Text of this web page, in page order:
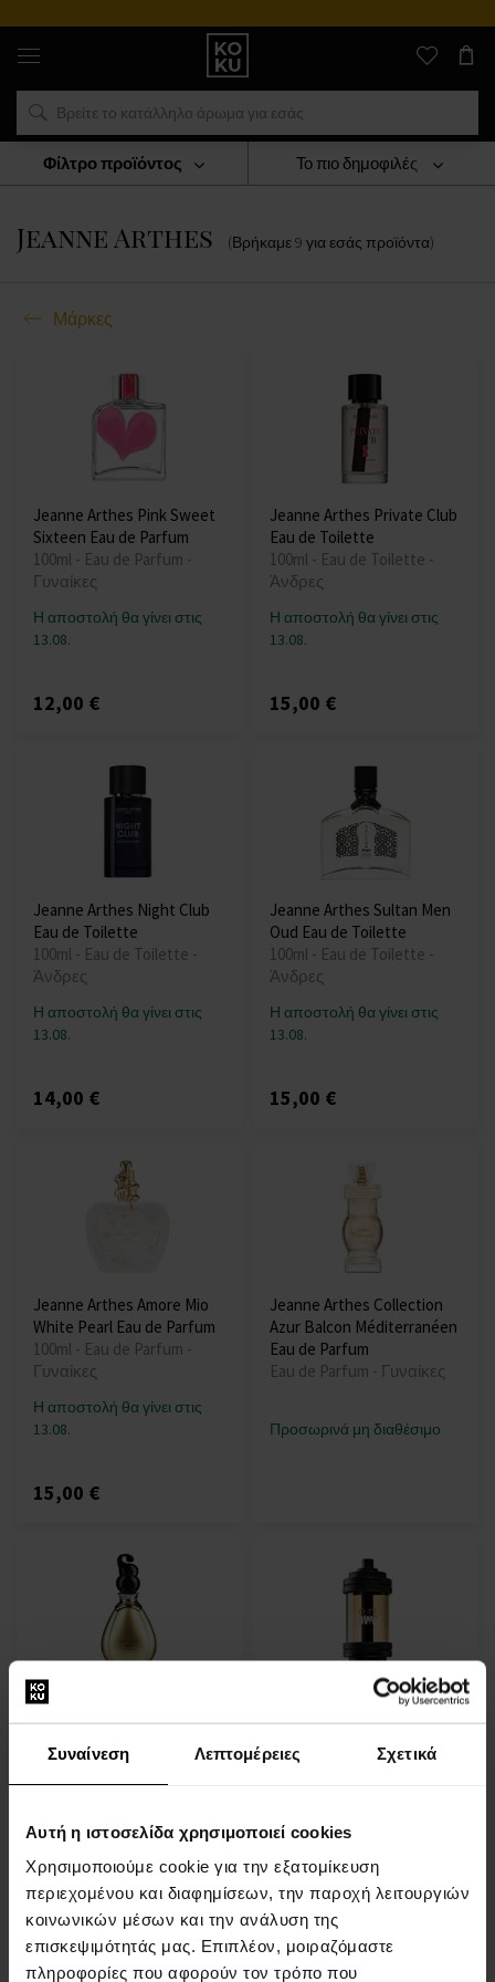
Συναίνεση Λεπτομέρειες Σχετικά
Αυτή η ιστοσελίδα χρησιμοποιεί cookies
Χρησιμοποιούμε cookie για την εξατομίκευση
περιεχομένου και διαφημίσεων, την παροχή λειτουργιών
κοινωνικών μέσων και την ανάλυση της
επισκεψιμότητάς μας. Επιπλέον, μοιραζόμαστε
πληροφορίες που αφορούν τον τρόπο που
Αυθεντικά
αρώματα
και
ρολόγια
σε
μέρος
Μάρκες
Jeanne Arthes
Jeanne Arthes (Βρήκαμε9 για εσάς προϊόντα)
Το πιο δημοφιλές
Μάρκες
Φίλτρο προϊόντος
Jeanne Arthes Pink Sweet
Sixteen Eau de Parfum
100ml - Eau de Parfum -
Γυναίκες
Η αποστολή θα γίνει στις
13.08.
12,00 €
Jeanne Arthes Private Club
Eau de Toilette
100ml - Eau de Toilette -
Άνδρες
Η αποστολή θα γίνει στις
13.08.
15,00 €
Jeanne Arthes Night Club
Eau de Toilette
100ml - Eau de Toilette -
Άνδρες
Η αποστολή θα γίνει στις
13.08.
14,00 €
Jeanne Arthes Sultan Men
Oud Eau de Toilette
100ml - Eau de Toilette -
Άνδρες
Η αποστολή θα γίνει στις
13.08.
15,00 €
Jeanne Arthes Amore Mio
White Pearl Eau de Parfum
100ml - Eau de Parfum -
Γυναίκες
Η αποστολή θα γίνει στις
13.08.
15,00 €
Jeanne Arthes Collection
Azur Balcon Méditerranéen
Eau de Parfum
Eau de Parfum - Γυναίκες
Προσωρινά μη διαθέσιμο
Jeanne Arthes Sultane Oud
Eau de Parfum
Eau de Parfum - Γυναίκες
Προσωρινά μη διαθέσιμο
Jeanne Arthes Fuel Power
Eau de Toilette
Eau de Toilette - Άνδρες